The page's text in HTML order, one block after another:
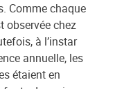
Comme chaque
observée chez
à l’instar
annuelle, les
étaient en